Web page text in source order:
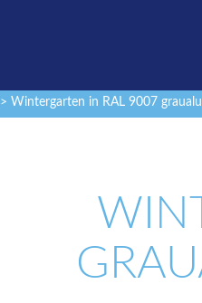
> Wintergarten in RAL 9007